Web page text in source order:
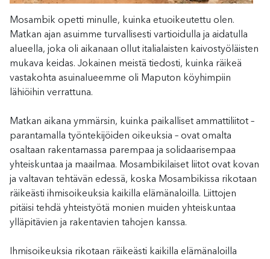
Mosambik opetti minulle, kuinka etuoikeutettu olen.
Matkan ajan asuimme turvallisesti vartioidulla ja aidatulla
alueella, joka oli aikanaan ollut italialaisten kaivostyöläisten
mukava keidas. Jokainen meistä tiedosti, kuinka räikeä
vastakohta asuinalueemme oli Maputon köyhimpiin
lähiöihin verrattuna.
Matkan aikana ymmärsin, kuinka paikalliset ammattiliitot –
parantamalla työntekijöiden oikeuksia – ovat omalta
osaltaan rakentamassa parempaa ja solidaarisempaa
yhteiskuntaa ja maailmaa. Mosambikilaiset liitot ovat kovan
ja valtavan tehtävän edessä, koska Mosambikissa rikotaan
räikeästi ihmisoikeuksia kaikilla elämänaloilla. Liittojen
pitäisi tehdä yhteistyötä monien muiden yhteiskuntaa
ylläpitävien ja rakentavien tahojen kanssa.
Ihmisoikeuksia rikotaan räikeästi kaikilla elämänaloilla